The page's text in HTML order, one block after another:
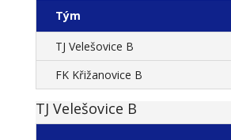
Tým
TJ Velešovice B
FK Křižanovice B
TJ Velešovice B